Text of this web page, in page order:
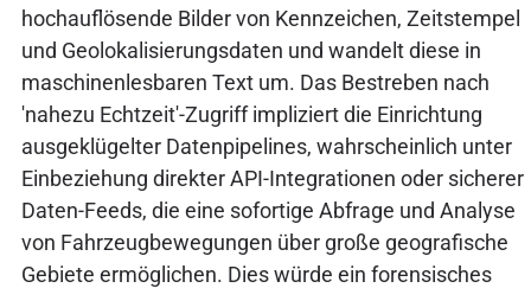
hochauflösende Bilder von Kennzeichen, Zeitstempel
und Geolokalisierungsdaten und wandelt diese in
maschinenlesbaren Text um. Das Bestreben nach
'nahezu Echtzeit'-Zugriff impliziert die Einrichtung
ausgeklügelter Datenpipelines, wahrscheinlich unter
Einbeziehung direkter API-Integrationen oder sicherer
Daten-Feeds, die eine sofortige Abfrage und Analyse
von Fahrzeugbewegungen über große geografische
Gebiete ermöglichen. Dies würde ein forensisches